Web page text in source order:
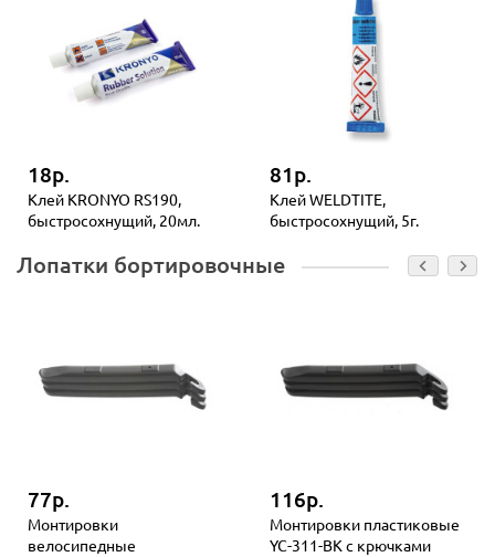
18р.
Клей KRONYO RS190,
быстросохнущий, 20мл.
81р.
Клей WELDTITE,
быстросохнущий, 5г.
Лопатки бортировочные
77р.
Монтировки
велосипедные
116р.
Монтировки пластиковые
YC-311-BK с крючками